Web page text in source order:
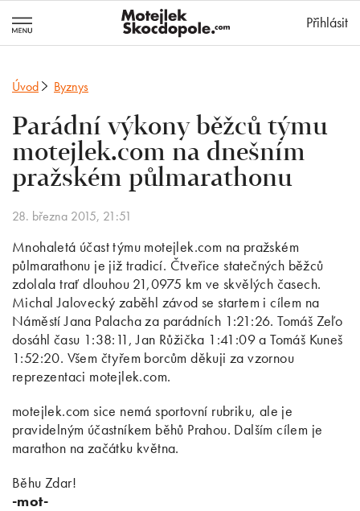
Přihlásit
Úvod Byznys
Parádní výkony běžců týmu
motejlek.com na dnešním
pražském půlmarathonu
28. března 2015, 21:51
Mnohaletá účast týmu motejlek.com na pražském
půlmarathonu je již tradicí. Čtveřice statečných běžců
zdolala trať dlouhou 21,0975 km ve skvělých časech.
Michal Jalovecký zaběhl závod se startem i cílem na
Náměstí Jana Palacha za parádních 1:21:26. Tomáš Zeľo
dosáhl času 1:38:11, Jan Růžička 1:41:09 a Tomáš Kuneš
1:52:20. Všem čtyřem borcům děkuji za vzornou
reprezentaci motejlek.com.
motejlek.com sice nemá sportovní rubriku, ale je
pravidelným účastníkem běhů Prahou. Dalším cílem je
marathon na začátku května.
Běhu Zdar!
-mot-